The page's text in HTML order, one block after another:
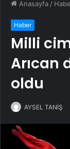
Anasayfa /
Haber
Milli
Arıcan
oldu
AYSEL TANİŞ